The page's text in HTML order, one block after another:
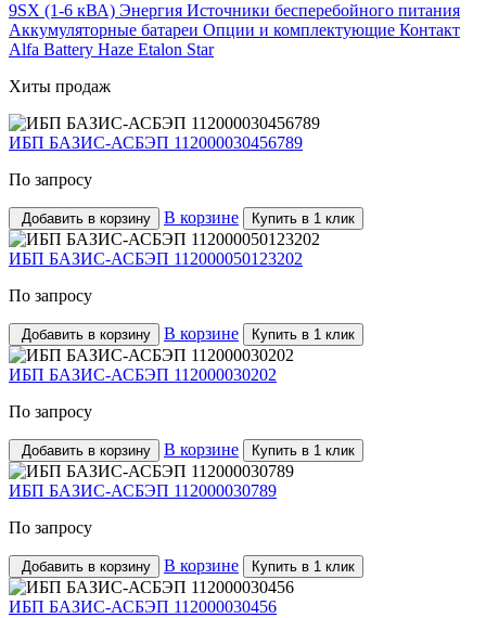
9SX (1-6 кВА) Энергия Источники бесперебойного питания
Аккумуляторные батареи Опции и комплектующие Контакт
Alfa Battery Haze Etalon Star
Хиты продаж
ИБП БАЗИС-АСБЭП 112000030456789
По запросу
Добавить в корзину В корзине Купить в 1 клик
ИБП БАЗИС-АСБЭП 112000050123202
По запросу
Добавить в корзину В корзине Купить в 1 клик
ИБП БАЗИС-АСБЭП 112000030202
По запросу
Добавить в корзину В корзине Купить в 1 клик
ИБП БАЗИС-АСБЭП 112000030789
По запросу
Добавить в корзину В корзине Купить в 1 клик
ИБП БАЗИС-АСБЭП 112000030456